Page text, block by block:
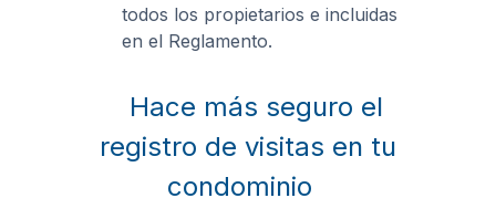
todos los propietarios e incluidas
en el Reglamento.
Hace más seguro el
registro de visitas en tu
condominio